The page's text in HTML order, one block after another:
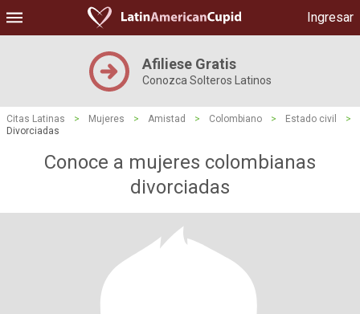
Ingresar
Afiliese Gratis
Conozca Solteros Latinos
Citas Latinas > Mujeres > Amistad > Colombiano > Estado civil
>
Divorciadas
Conoce a mujeres colombianas
divorciadas